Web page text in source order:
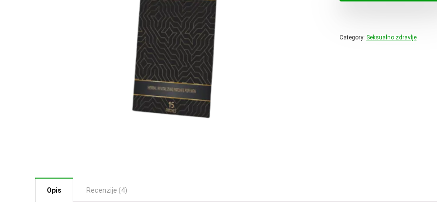
Category: Seksualno zdravlje
Opis Recenzije (4)